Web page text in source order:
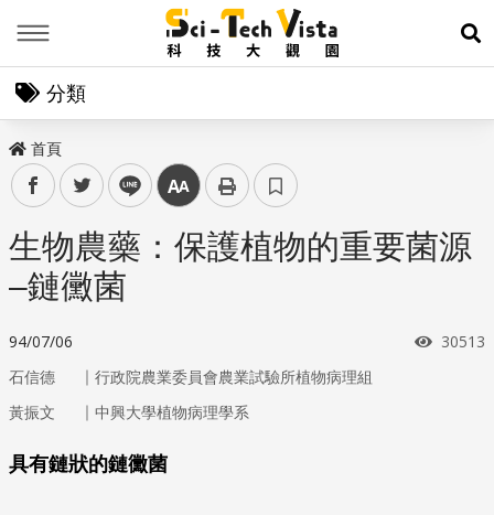
展
分類
首頁
facebooktwitter line 中
生物農藥：保護植物的重要菌源
–鏈黴菌
94/07/06 瀏覽次
30513
石信德 ｜ 行政院農業委員會農業試驗所植物病理組
黃振文
｜ 中興大學植物病理學系
具有鏈狀的鏈黴菌